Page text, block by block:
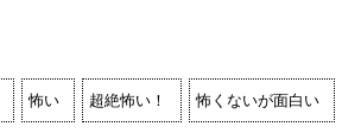
怖い 超絶怖い！ 怖くないが面白い